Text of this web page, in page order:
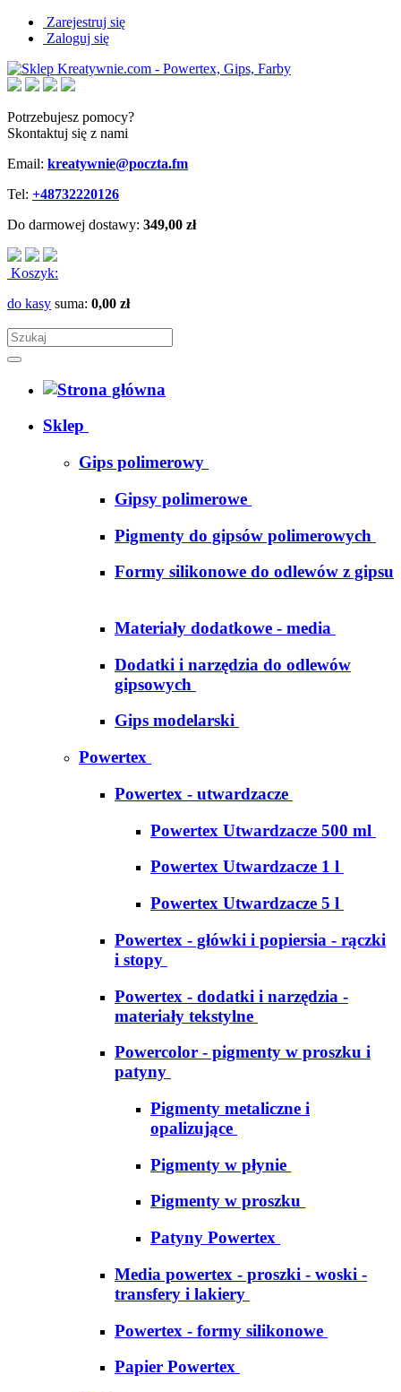
Zarejestruj się
Zaloguj się
Potrzebujesz pomocy?
Skontaktuj się z nami
Email: kreatywnie@poczta.fm
Tel: +48732220126
Do darmowej dostawy: 349,00 zł
Koszyk:
do kasy suma: 0,00 zł
Sklep
Gips polimerowy
Gipsy polimerowe
Pigmenty do gipsów polimerowych
Formy silikonowe do odlewów z gipsu
Materiały dodatkowe - media
Dodatki i narzędzia do odlewów
gipsowych
Gips modelarski
Powertex
Powertex - utwardzacze
Powertex Utwardzacze 500 ml
Powertex Utwardzacze 1 l
Powertex Utwardzacze 5 l
Powertex - główki i popiersia - rączki
i stopy
Powertex - dodatki i narzędzia -
materiały tekstylne
Powercolor - pigmenty w proszku i
patyny
Pigmenty metaliczne i
opalizujące
Pigmenty w płynie
Pigmenty w proszku
Patyny Powertex
Media powertex - proszki - woski -
transfery i lakiery
Powertex - formy silikonowe
Papier Powertex